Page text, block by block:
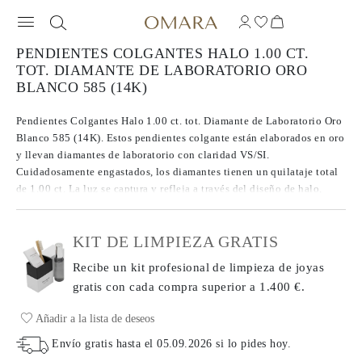
PENDIENTES COLGANTES HALO 1.00 CT.
TOT. DIAMANTE DE LABORATORIO ORO
BLANCO 585 (14K)
Pendientes Colgantes Halo 1.00 ct. tot. Diamante de Laboratorio Oro
Blanco 585 (14K). Estos pendientes colgante están elaborados en oro
y llevan diamantes de laboratorio con claridad VS/SI.
Cuidadosamente engastados, los diamantes tienen un quilataje total
de 1.00 ct. La luz se captura y refleja a través del diseño de halo,
KIT DE LIMPIEZA GRATIS
Recibe un kit profesional de limpieza de joyas
gratis con cada comprasuperior a 1.400 €.
Añadir a la lista de deseos
Envío gratis hasta el05.09.2026 si lo pides hoy.